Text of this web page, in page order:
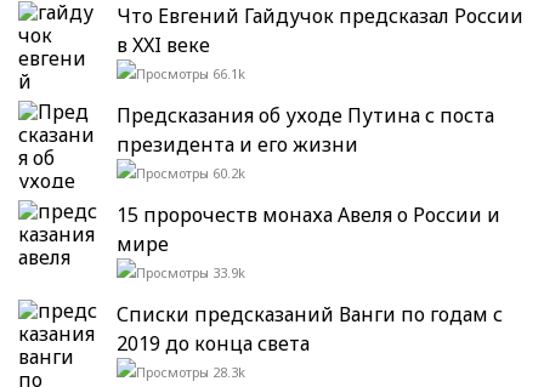
Что Евгений Гайдучок предсказал России
в XXI веке
66.1k
Предсказания об уходе Путина с поста
президента и его жизни
60.2k
15 пророчеств монаха Авеля о России и
мире
33.9k
Списки предсказаний Ванги по годам с
2019 до конца света
28.3k